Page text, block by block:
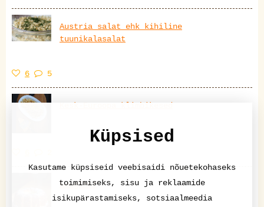
Austria salat ehk kihiline
tuunikalasalat
6 5
Kesk-Euroopa klimbikesed
Kouglhof
Küpsised
Kasutame küpsiseid veebisaidi nõuetekohaseks
toimimiseks, sisu ja reklaamide
isikupärastamiseks, sotsiaalmeedia